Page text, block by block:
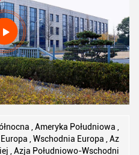
, Ameryka Południowa ,
, Wschodnia Europa , Az
, Azja Południowo-Wschodni